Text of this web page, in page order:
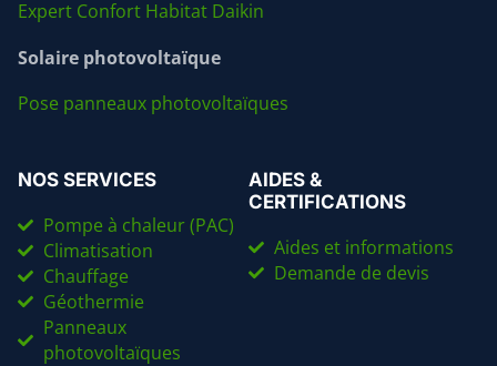
Expert Confort Habitat Daikin
Solaire photovoltaïque
Pose panneaux photovoltaïques
NOS SERVICES
Pompe à chaleur (PAC)
Climatisation
Chauffage
Géothermie
Panneaux
photovoltaïques
AIDES &
CERTIFICATIONS
Aides et informations
Demande de devis